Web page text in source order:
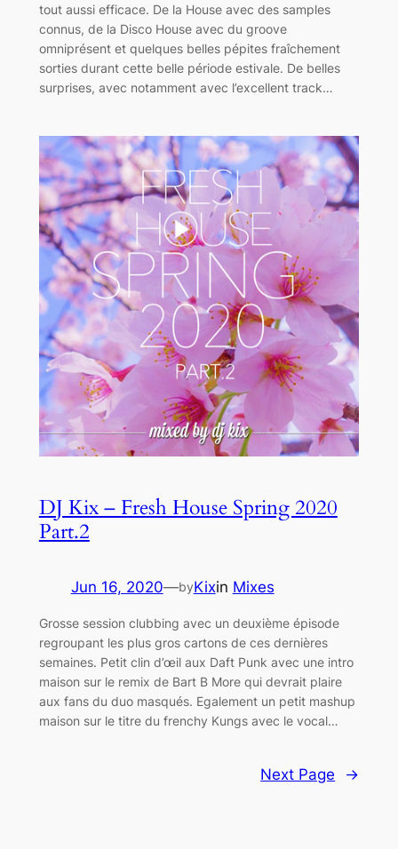
tout aussi efficace. De la House avec des samples
connus, de la Disco House avec du groove
omniprésent et quelques belles pépites fraîchement
sorties durant cette belle période estivale. De belles
surprises, avec notamment avec l’excellent track…
DJ Kix – Fresh House Spring 2020
Part.2
Jun 16, 2020—byKixin Mixes
Grosse session clubbing avec un deuxième épisode
regroupant les plus gros cartons de ces dernières
semaines. Petit clin d’œil aux Daft Punk avec une intro
maison sur le remix de Bart B More qui devrait plaire
aux fans du duo masqués. Egalement un petit mashup
maison sur le titre du frenchy Kungs avec le vocal…
Next Page →